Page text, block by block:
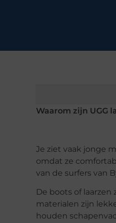
Waarom zijn UGG
Je ziet vaak jonge
omdat ze
van de surfers van
De boots of
materialen zijn
houden